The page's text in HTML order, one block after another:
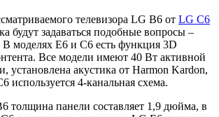
телевизора LG B6 от LG C6
будут задаваться подобные вопросы –
В моделях E6 и C6 есть функция 3D
Все модели имеют 40 Вт активной
установлена акустика от Harmon Kardon,
используется 4-канальная схема.
толщина панели составляет 1,9 дюйма, в